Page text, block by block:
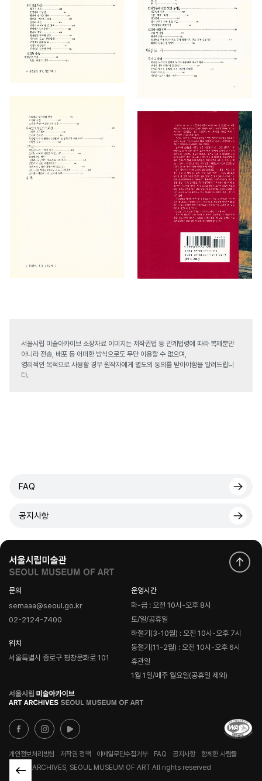
서울시립 미술아카이브 소장자료 이미지는 저작권법 등 관계법령에 따라 복제뿐만
아니라 전송, 배포 등 어떠한 방식으로도 무단 이용할 수 없으며,
영리적인 목적으로 사용할 경우 원작자에게 별도의 동의를 받아야함을 알려드립니
다.
FAQ
공지사항
문의
semaaa@seoul.go.kr
02-2124-7400
위치
서울특별시 종로구 평창문화로 101
운영시간
화-금 : 오전 10시-오후 8시
토/일/공휴일
하절기(3-10월) : 오전 10시-오후 7시
동절기(11-2월) : 오전 10시-오후 6시
휴관일
1월 1일/매주 월요일(공휴일 제외)
로
고
개인정보처리방침 저작권 정책 이메일무단수집거부 FAQ 공지사항
함께한 사람들
© ART ARCHIVES, SEOUL MUSEUM OF ART All rights reserved